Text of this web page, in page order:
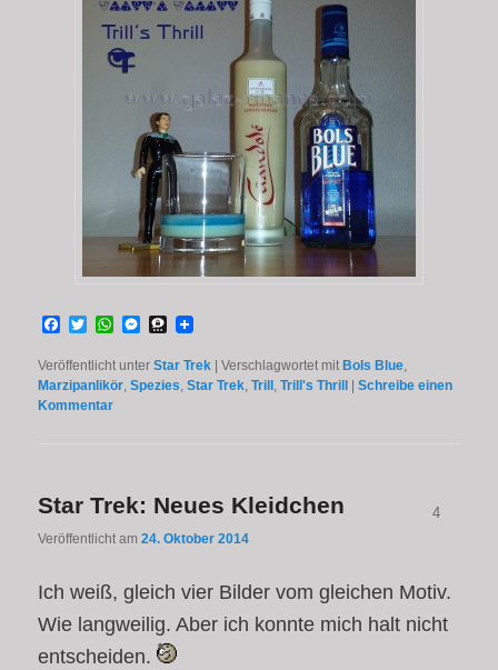
Facebook
TwitterWhatsApp
Messenger
Threema
Veröffentlicht unter Star Trek |Verschlagwortet mit Bols Blue,
Marzipanlikör,Spezies,Star Trek,Trill ,Trill's Thrill |Schreibe einen
Kommentar
Star Trek: Neues Kleidchen
Veröffentlicht am24. Oktober 2014
4
Ich weiß, gleich vier Bilder vom gleichen Motiv.
Wie langweilig. Aber ich konnte mich halt nicht
entscheiden.